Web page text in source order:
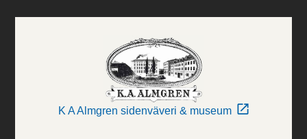
K A Almgren sidenväveri & museum